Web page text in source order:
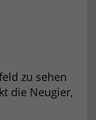
zu sehen
die Neugier,